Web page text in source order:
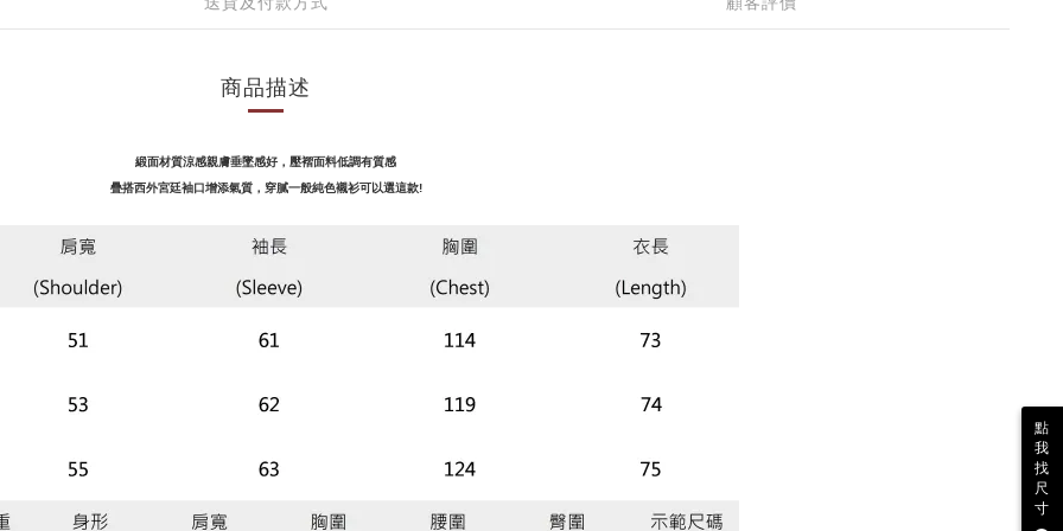
商品描述
緞面材質涼感親膚垂墜感好，壓褶面料低調有質感
疊搭西外宮廷袖口增添氣質， 穿膩一般純色襯衫可以選這款!
點
我
找
尺
寸